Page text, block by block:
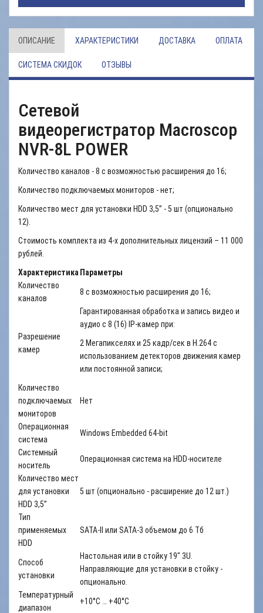
ОПИСАНИЕ ХАРАКТЕРИСТИКИ ДОСТАВКА ОПЛАТА
СИСТЕМА СКИДОК ОТЗЫВЫ
Сетевой
видеорегистратор Macroscop
NVR-8L POWER
Количество каналов - 8 с возможностью расширения до 16;
Количество подключаемых мониторов - нет;
Количество мест для установки HDD 3,5” - 5 шт (опционально
12).
Стоимость комплекта из 4-х дополнительных лицензий – 11 000
рублей.
Характеристика Параметры
Количество
каналов
8 с возможностью расширения до 16;
Разрешение
камер
Гарантированная обработка и запись видео и
аудио с 8 (16) IP-камер при:
2 Мегапикселях и 25 кадр/сек в H.264 с
использованием детекторов движения камер
или постоянной записи;
Количество
подключаемых
мониторов
Нет
Операционная
система
Windows Embedded 64-bit
Системный
носитель
Операционная система на HDD-носителе
Количество мест
для установки
HDD 3,5”
5 шт (опционально - расширение до 12 шт.)
Тип
применяемых
HDD
SATA-II или SATA-3 объемом до 6 Тб
Способ
установки
Настольная или в стойку 19" 3U.
Направляющие для установки в стойку -
опционально.
Температурный
диапазон
+10°С … +40°С